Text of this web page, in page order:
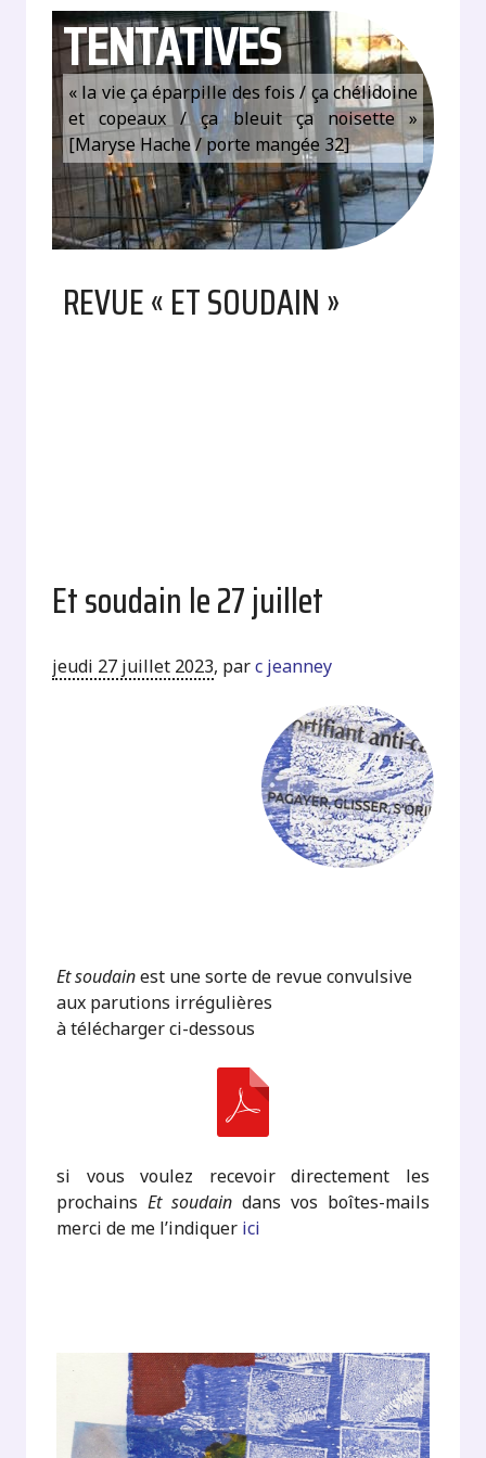
TENTATIVES
« la vie ça éparpille des fois / ça chélidoine
et copeaux / ça bleuit ça noisette »
[Maryse Hache / porte mangée 32]
REVUE « ET SOUDAIN »
Et soudain le 27 juillet
jeudi 27 juillet 2023, parc jeanney
Et soudainest une sorte de revue convulsive
aux parutions irrégulières
à télécharger ci-dessous
si vous voulez recevoir directement les
prochainsEt soudain dans vos boîtes-mails
merci de me l’indiquer ici